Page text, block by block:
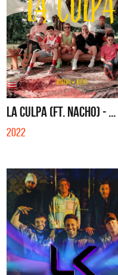
LA CULPA (FT. NACHO) - ...
2022